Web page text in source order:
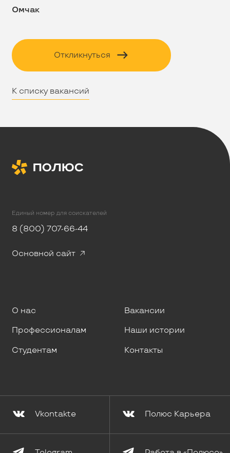
Омчак
Откликнуться
К списку вакансий
Единый номер для соискателей
8 (800) 707-66-44
Основной сайт
О нас Вакансии
Профессионалам Наши истории
Студентам Контакты
Vkontakte Полюс Карьера